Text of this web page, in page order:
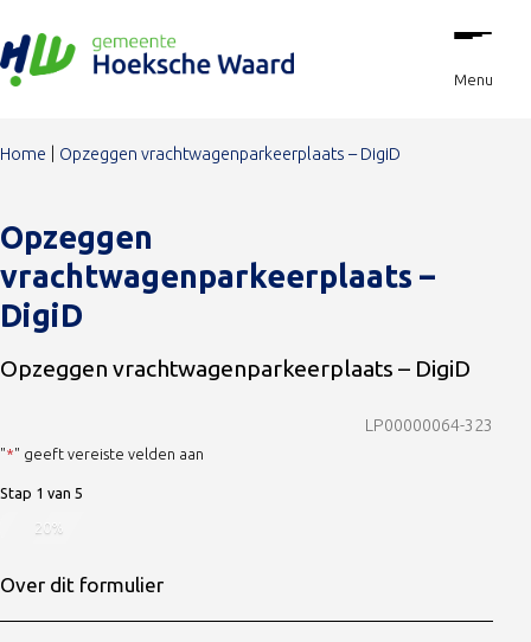
Menu
Home Opzeggen vrachtwagenparkeerplaats – DigiD
Opzeggen
vrachtwagenparkeerplaats –
DigiD
Opzeggen vrachtwagenparkeerplaats – DigiD
LP00000064-323
"*" geeft vereiste velden aan
Stap 1 van 5
20%
Over dit formulier
1
van